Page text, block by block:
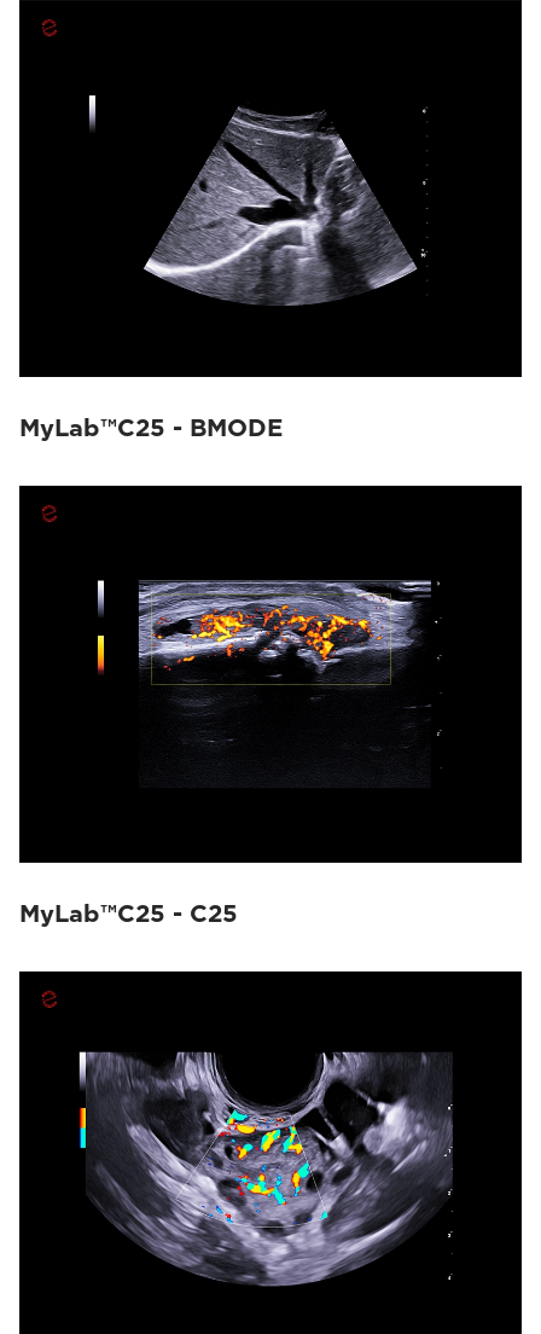
MyLab™C25 - BMODE
MyLab™C25 - C25